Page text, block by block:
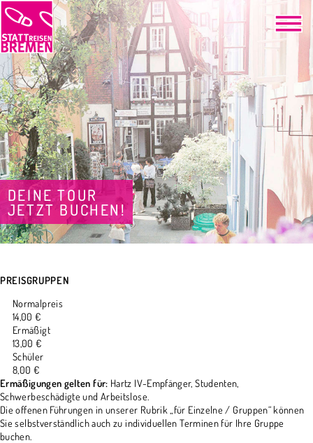
DEINE TOUR
JETZT BUCHEN!
PREISGRUPPEN
Normalpreis
14,00 €
Ermäßigt
13,00 €
Schüler
8,00 €
Ermäßigungen gelten für: Hartz IV-Empfänger, Studenten,
Schwerbeschädigte und Arbeitslose.
Die offenen Führungen in unserer Rubrik „für Einzelne / Gruppen“ können
Sie selbstverständlich auch zu individuellen Terminen für Ihre Gruppe
buchen.